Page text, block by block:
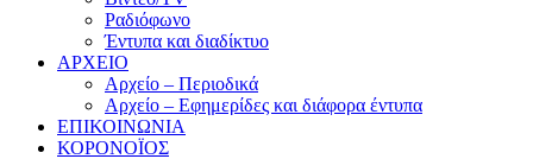
Ραδιόφωνο
Έντυπα και διαδίκτυο
ΑΡΧΕΙΟ
Αρχείο – Περιοδικά
Αρχείο – Εφημερίδες και διάφορα έντυπα
ΕΠΙΚΟΙΝΩΝΙΑ
ΚΟΡΟΝΟΪΟΣ